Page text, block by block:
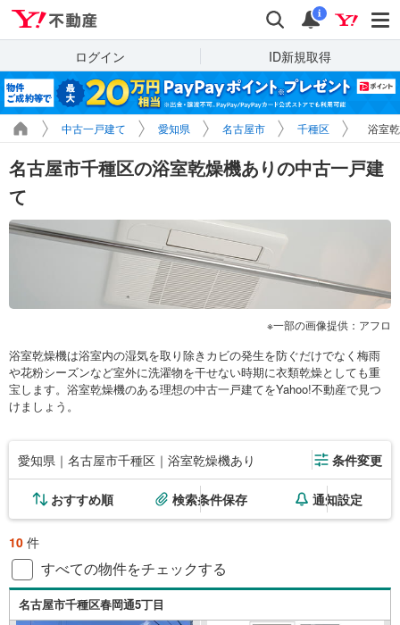
検索 通知
i
ログイン ID新規取得
中古一戸建て 愛知県 名古屋市 千種区 浴室
名古屋市千種区の浴室乾燥機ありの中古一戸建
て
一部の画像提供：アフロ
浴室乾燥機は浴室内の湿気を取り除きカビの発生を防ぐだけでなく梅雨
や花粉シーズンなど室外に洗濯物を干せない時期に衣類乾燥としても重
宝します。浴室乾燥機のある理想の中古一戸建てをYahoo!不動産で見つ
けましょう。
愛知県｜名古屋市千種区｜浴室乾燥機あり 条件変更
おすすめ順 検索条件保存 通知設定
10 件
すべての物件をチェックする
名古屋市千種区春岡通5丁目